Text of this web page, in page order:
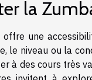
la
offre une
le niveau ou la
à des cours très